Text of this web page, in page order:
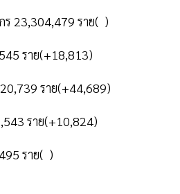
23,304,479 ราย( )
ราย(+18,813)
ราย(+44,689)
ราย(+10,824)
ราย( )